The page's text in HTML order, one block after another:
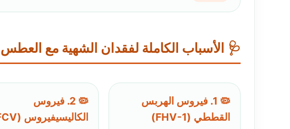
🩺 الأسباب الكاملة لفقدان الشهية مع
🦠 1. فيروس الهربس
القططي (FHV-1)
🦠 2. فيروس
الكاليسيفيروس (FCV)